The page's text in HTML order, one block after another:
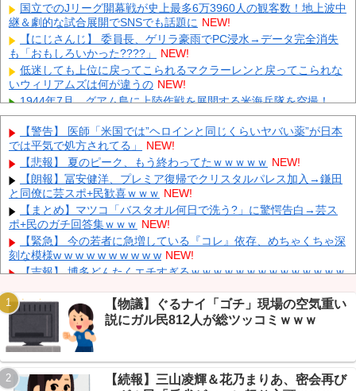
国立でのJリーグ開幕戦が史上最多6万3960人の観客数！地上波中
継＆劇的な試合展開でSNSでも話題に NEW!
【にじさんじ】 委員長、ゲリラ豪雨でPC浸水→データ完全消失
も「おもしろいかった????」
NEW!
低迷しても上位に戻ってこられるマクラーレンと戻ってこられな
いウィリアムズは何が違うの NEW!
1944年7月、グアム島に上陸作戦を展開する米海兵隊を空撮！
NEW!
【画像】 農家ワイが作ったタマネギ、お前らの想像する1.5倍は
デカいぞ NEW!
韓国サッカーのイメージが墜落 NEW!
【衝撃】 中国製ルーター20機種にバックドア発見！ ネットに繋
ぐだけで35秒ごとに中国のサーバーと通信
中国「大洪水！」中国ダム「決壊」地元民「公式発表より死者多
い！」中国政府「住民拘束！（安否不明」中国当局「救助隊動画も
削除」台風13号「三峡ダム接近中」→ NEW!
Powered by livedoor 相互RSS
【警告】 医師「米国では”ヘロインと同じくらいヤバい薬”が日本
では平気で処方されてる」
NEW!
【悲報】 夏のピーク、もう終わってたｗｗｗｗｗ NEW!
【朗報】冨安健洋、プレミア復帰でクリスタルパレス加入→鎌田
と同僚に芸スポ+民歓喜ｗｗｗ NEW!
【まとめ】マツコ「バスタオル何日で洗う?」に驚愕告白→芸ス
ポ+民のガチ回答集ｗｗｗ NEW!
【緊急】 今の若者に急増している『コレ』依存、めちゃくちゃ深
刻な模様w w w w w w w w w w NEW!
【吉報】 博多どんたくエチすぎるｗｗｗｗｗｗｗｗｗｗｗｗｗｗ
【画像】 福原遥さん、意外とあるｗ
NEW!
【まとめ】新作ソシャゲ『幻想水滸伝スターリープ』リセマラ勢
の実態→SSR確率5%で60連沼るVIPPERｗｗｗ
【悲報】メイドインアビス主題歌にVTuber起用→VIPPER「豚以
外の誰が望んでるんだよ」でスレ大荒れｗｗｗ NEW!
【保存版】NGT48歴代センター12曲全まとめ→中井・荻野から北
【物議】ぐるナイ「ゴチ」現場の空気重い
説にガル民812人が総ツッコミｗｗｗ
【続報】三山凌輝＆花乃まりあ、密会再び